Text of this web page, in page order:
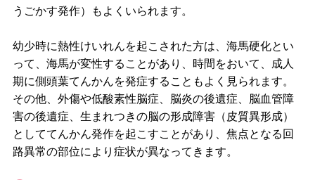
うごかす発作）もよくいられます。
幼少時に熱性けいれんを起こされた方は、海馬硬化とい
って、海馬が変性することがあり、時間をおいて、成人
期に側頭葉てんかんを発症することもよく見られます。
その他、外傷や低酸素性脳症、脳炎の後遺症、脳血管障
害の後遺症、生まれつきの脳の形成障害（皮質異形成）
としててんかん発作を起こすことがあり、焦点となる回
路異常の部位により症状が異なってきます。
漢方
小児科
一般内科